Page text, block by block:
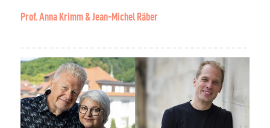
Prof. Anna Krimm & Jean-Michel Räber